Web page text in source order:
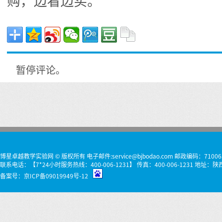
暂停评论。
博星卓越教学实验网 © 版权所有 电子邮件:service@bjbodao.com 邮政编码：
联系电话：【7*24小时服务热线：400-006-1231】 传真：400-006-1231 地址：陕
备案号： 京ICP备09019949号-12